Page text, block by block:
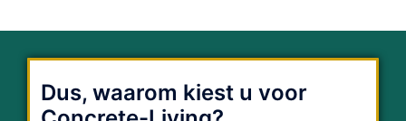
Dus, waarom kiest u voor